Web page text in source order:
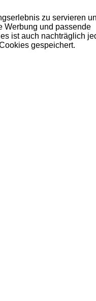
zu servieren
Werbung und passende
ist auch nachträglich
gespeichert.